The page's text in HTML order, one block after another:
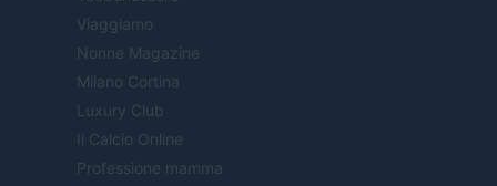
Viaggiamo
Nonne Magazine
Milano Cortina
Luxury Club
Il Calcio Online
Professione mamma